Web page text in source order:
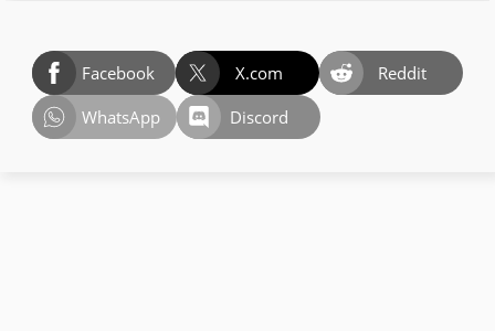
Facebook X.com
Reddit
WhatsApp
Discord